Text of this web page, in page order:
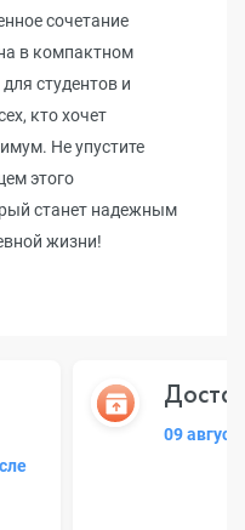
сочетание
в компактном
студентов и
кто хочет
Не упустите
этого
станет надежным
жизни!
09